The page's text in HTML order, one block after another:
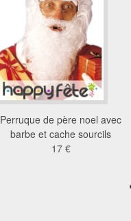
Perruque de père noel avec
barbe et cache sourcils
17 €